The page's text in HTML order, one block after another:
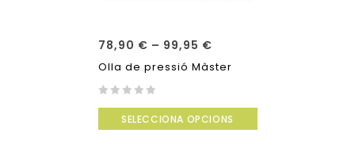
78,90 € – 99,95 €
Olla de pressió Màster
of
SELECCIONA OPCIONS